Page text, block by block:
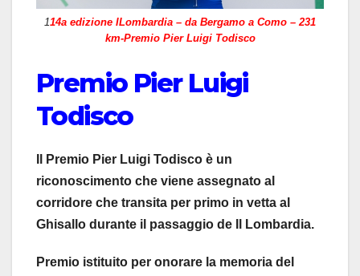
114a edizione ILombardia – da Bergamo a Como – 231
km-Premio Pier Luigi Todisco
Premio Pier Luigi
Todisco
Il Premio Pier Luigi Todisco è un
riconoscimento che viene assegnato al
corridore che transita per primo in vetta al
Ghisallo durante il passaggio de Il Lombardia.
Premio istituito per onorare la memoria del